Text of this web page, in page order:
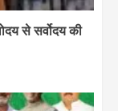
से सर्वोदय की